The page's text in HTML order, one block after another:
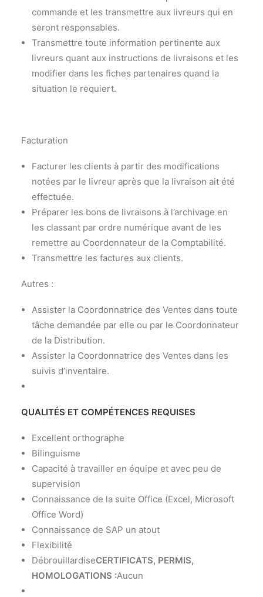
commande et les transmettre aux livreurs qui en
seront responsables.
Transmettre toute information pertinente aux
livreurs quant aux instructions de livraisons et les
modifier dans les fiches partenaires quand la
situation le requiert.
Facturation
Facturer les clients à partir des modifications
notées par le livreur après que la livraison ait été
effectuée.
Préparer les bons de livraisons à l’archivage en
les classant par ordre numérique avant de les
remettre au Coordonnateur de la Comptabilité.
Transmettre les factures aux clients.
Autres :
Assister la Coordonnatrice des Ventes dans toute
tâche demandée par elle ou par le Coordonnateur
de la Distribution.
Assister la Coordonnatrice des Ventes dans les
suivis d’inventaire.
QUALITÉS ET COMPÉTENCES REQUISES
Excellent orthographe
Bilinguisme
Capacité à travailler en équipe et avec peu de
supervision
Connaissance de la suite Office (Excel, Microsoft
Office Word)
Connaissance de SAP un atout
Flexibilité
DébrouillardiseCERTIFICATS, PERMIS,
HOMOLOGATIONS :Aucun